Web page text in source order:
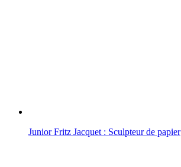
Junior Fritz Jacquet : Sculpteur de papier